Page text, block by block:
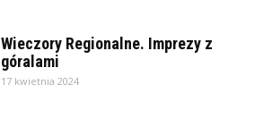
Wieczory Regionalne. Imprezy z
góralami
17 kwietnia 2024